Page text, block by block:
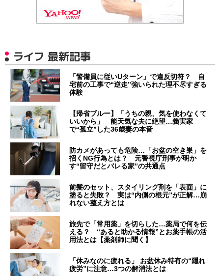
ライフ 最新記事
「警備員に従いUターン」で違反切符？ 自
宅前の工事で“逆走”強いられた理不尽すぎる
体験
【帰省ブルー】「うちの親、気を使わなくて
いいから」 能天気な夫に絶望…義実家
で“孤立”した36歳妻の本音
防カメがあっても危険…「お盆の空き巣」を
招くNG行為とは？ 元警視庁刑事が明か
す“留守だとバレる家”の共通点
前髪のセット、スタイリング剤を「表面」に
塗ると失敗？ 実は“内側の根元”が正解…崩
れない整え方とは
旅先で「常用薬」を切らした…薬局で何を伝
える？ “あると助かる情報”とお薬手帳の活
用法とは【薬剤師に聞く】
「休みなのに疲れる」 お盆休み特有の“隠れ
疲労”に注意…3つの解消法とは